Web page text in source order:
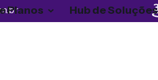
Planos Hub de Soluções